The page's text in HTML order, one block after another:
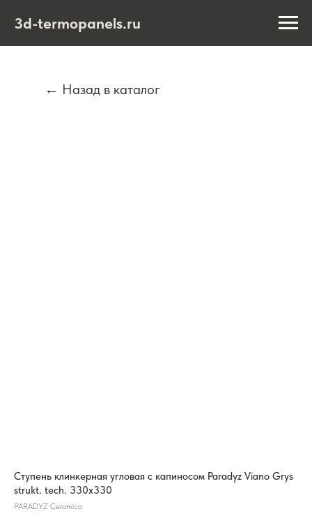
3d-termopanels.ru
← Назад в каталог
Ступень клинкерная угловая с капиносом Paradyz Viano Grys
strukt. tech. 330x330
PARADYZ Ceramica